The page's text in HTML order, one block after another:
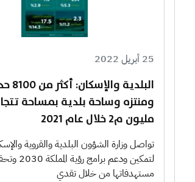
25 أبريل 2022
البلدية
مليون م2 خلال عام 2021
تواصل وزارة الشؤون البلدية والقروية
لتمكين ودعم برامج
مستهدفاتها من خلال تقدي